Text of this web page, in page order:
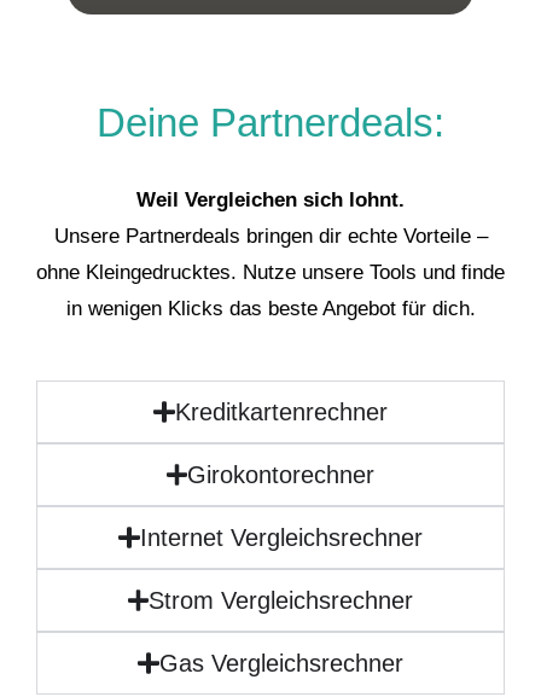
Deine Partnerdeals:
Weil Vergleichen sich lohnt.
Unsere Partnerdeals bringen dir echte Vorteile –
ohne Kleingedrucktes. Nutze unsere Tools und finde
in wenigen Klicks das beste Angebot für dich.
Kreditkartenrechner
Girokontorechner
Internet Vergleichsrechner
Strom Vergleichsrechner
Gas Vergleichsrechner